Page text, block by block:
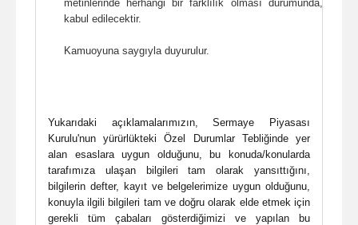
metinlerinde herhangi bir farklılık olması durumunda,
kabul edilecektir.
Kamuoyuna saygıyla duyurulur.
Yukarıdaki açıklamalarımızın, Sermaye Piyasası
Kurulu'nun yürürlükteki Özel Durumlar Tebliğinde yer
alan esaslara uygun olduğunu, bu konuda/konularda
tarafımıza ulaşan bilgileri tam olarak yansıttığını,
bilgilerin defter, kayıt ve belgelerimize uygun olduğunu,
konuyla ilgili bilgileri tam ve doğru olarak elde etmek için
gerekli tüm çabaları gösterdiğimizi ve yapılan bu